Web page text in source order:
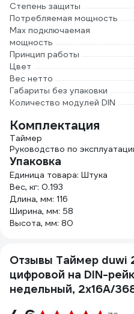
Степень защиты
Потребляемая мощность
Max подключаемая
мощность
Принцип работы
Цвет
Вес нетто
Габариты без упаковки
Количество модулей DIN
Комплектация
Таймер
Руководство по
Упаковка
Единица товара: Штука
Вес, кг: 0.193
Длина, мм: 116
Ширина, мм: 58
Высота, мм: 80
Отзывы Таймер duwi
цифровой на DIN-
недельный, 2х16А/